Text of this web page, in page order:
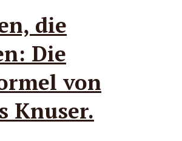
die
Die
von
Knuser.